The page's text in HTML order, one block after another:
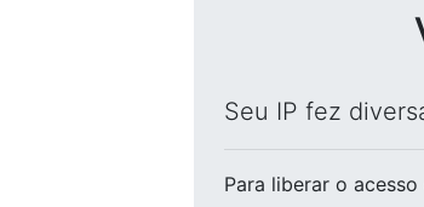
Seu IP fez
Para liberar o acesso